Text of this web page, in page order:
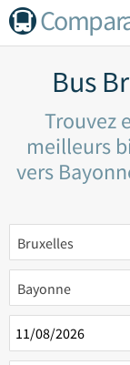
Bus
Trouvez
meilleurs
vers
Bruxelles
Bayonne